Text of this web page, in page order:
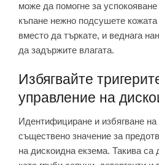
може да помогне за
къпане нежно подсушете
вместо да търкате, и веднага
да задържите влагата.
Избягвайте
управление на
Идентифициране и избягване на
съществено значение за
на дискоидна екзема. Такива са